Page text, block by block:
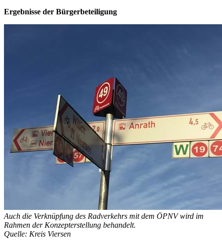
Ergebnisse der Bürgerbeteiligung
Auch die Verknüpfung des Radverkehrs mit dem ÖPNV wird im
Rahmen der Konzepterstellung behandelt.
Quelle: Kreis Viersen